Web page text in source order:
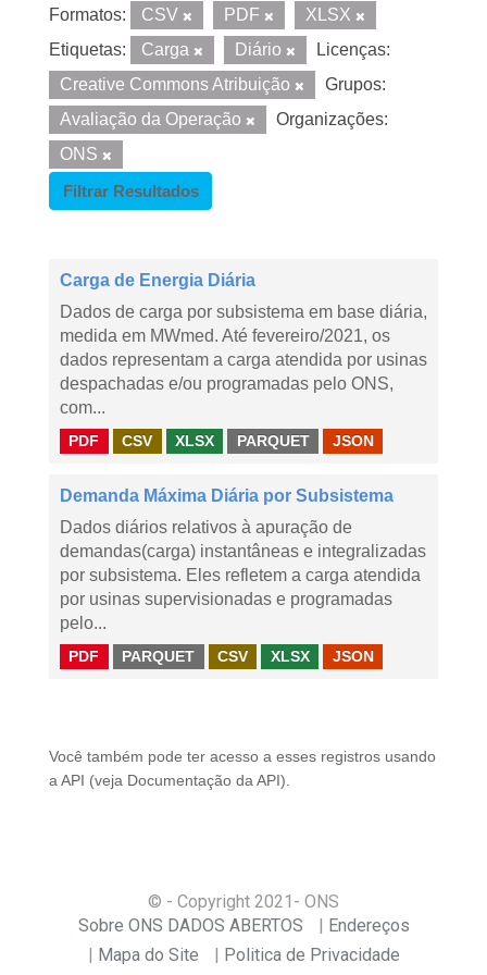
Formatos: CSV PDF
XLSX
Etiquetas:
Carga Diário
Licenças:
Creative Commons Atribuição
Grupos:
Avaliação da Operação
Organizações:
ONS
Filtrar Resultados
Carga de Energia Diária
Dados de carga por subsistema em base diária,
medida em MWmed. Até fevereiro/2021, os
dados representam a carga atendida por usinas
despachadas e/ou programadas pelo ONS,
com...
PDF CSV XLSX PARQUET JSON
Demanda Máxima Diária por Subsistema
Dados diários relativos à apuração de
demandas(carga) instantâneas e integralizadas
por subsistema. Eles refletem a carga atendida
por usinas supervisionadas e programadas
pelo...
PDF PARQUET CSV XLSX JSON
Você também pode ter acesso a esses registros usando
a API (veja Documentação da API ).
© - Copyright 2021 - ONS
Sobre ONS DADOS ABERTOS
Endereços
Mapa do Site
Politica de Privacidade